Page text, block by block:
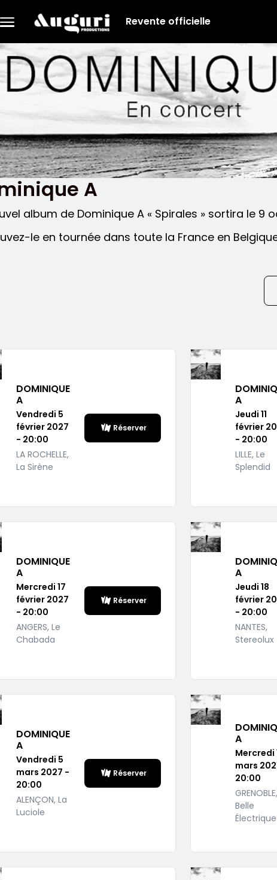
Menu
principal
Revente officielle
A
album de Dominique A « Spirales » sortira le 9
le en tournée dans toute la France en
DOMINIQUE
A
Vendredi 5
février 2027
- 20:00
LA ROCHELLE,
La Sirène
Réserver
A
Jeudi 11
février
- 20:00
LILLE, Le
Splendid
DOMINIQUE
A
Mercredi 17
février 2027
- 20:00
ANGERS, Le
Chabada
Réserver
A
Jeudi 18
février
- 20:00
NANTES,
Stereolux
DOMINIQUE
A
Vendredi 5
mars 2027 -
20:00
ALENÇON, La
Luciole
Réserver
A
Mercredi
mars
20:00
Belle
Électrique